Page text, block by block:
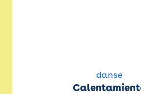
danse